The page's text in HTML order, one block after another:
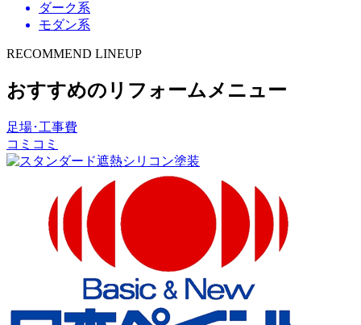
ダーク系
モダン系
RECOMMEND LINEUP
おすすめのリフォームメニュー
足場･工事費
コミコミ